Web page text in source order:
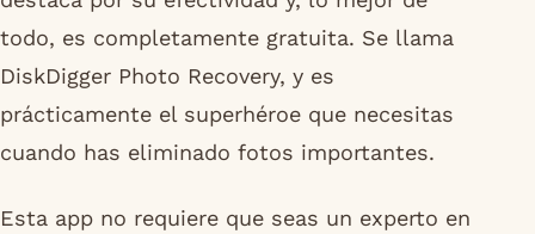
todo, es completamente gratuita. Se llama
DiskDigger Photo Recovery, y es
prácticamente el superhéroe que necesitas
cuando has eliminado fotos importantes.
Esta app no requiere que seas un experto en